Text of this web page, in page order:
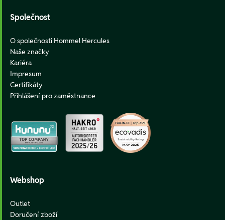
Společnost
O společnosti Hommel Hercules
Naše značky
Kariéra
Impresum
Certifikáty
Přihlášení pro zaměstnance
Webshop
Outlet
Doručení zboží